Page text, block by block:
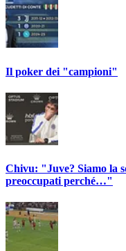
Il poker dei "campioni"
Chivu: "Juve? Siamo la
preoccupati perché…"